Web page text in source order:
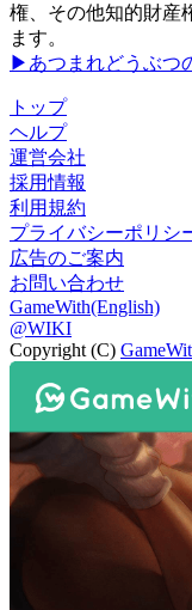
権、その他知的財産
ます。
▶あつまれどうぶつ
トップ
ヘルプ
運営会社
採用情報
利用規約
プライバシーポリシ
広告のご案内
お問い合わせ
GameWith(English)
@WIKI
Copyright (C)